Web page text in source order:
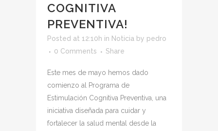
COGNITIVA
PREVENTIVA!
Posted at 12:10h in Noticia by pedro
0 Comments
Share
Este mes de mayo hemos dado
comienzo al Programa de
Estimulación Cognitiva Preventiva, una
iniciativa diseñada para cuidar y
fortalecer la salud mental desde la